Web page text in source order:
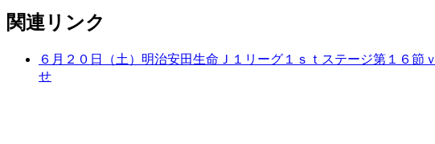
関連リンク
６月２０日（土）明治安田生命Ｊ１リーグ１ｓｔステージ第１６
せ